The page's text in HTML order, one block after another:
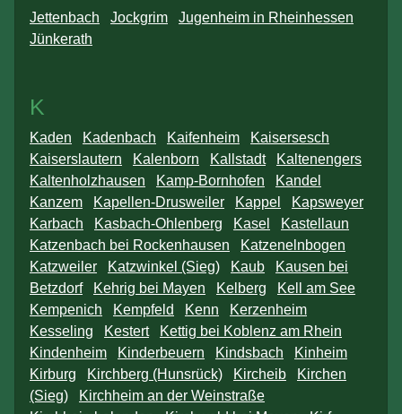
Jettenbach Jockgrim
Jugenheim in Rheinhessen
Jünkerath
K
Kaden Kadenbach Kaifenheim
Kaisersesch
Kaiserslautern
Kalenborn Kallstadt
Kaltenengers
Kaltenholzhausen
Kamp-Bornhofen
Kandel
Kanzem
Kapellen-Drusweiler Kappel
Kapsweyer
Karbach
Kasbach-Ohlenberg Kasel
Kastellaun
Katzenbach bei Rockenhausen
Katzenelnbogen
Katzweiler
Katzwinkel (Sieg) Kaub
Kausen bei
Betzdorf
Kehrig bei Mayen Kelberg
Kell am See
Kempenich
Kempfeld Kenn
Kerzenheim
Kesseling
Kestert
Kettig bei Koblenz am Rhein
Kindenheim
Kinderbeuern Kindsbach
Kinheim
Kirburg
Kirchberg (Hunsrück) Kircheib
Kirchen
(Sieg)
Kirchheim an der Weinstraße